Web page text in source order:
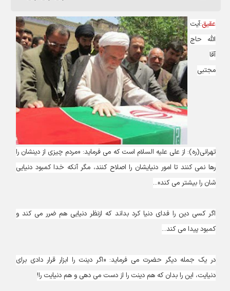
عقیق:آیت
الله حاج
آقا
مجتبی
تهرانی(ره): از علی علیه السلام است که می فرماید: «مردم چیزی از دینشان را
رها نمی کنند تا امور دنیایشان را اصلاح کنند، مگر آنکه خدا کمبود دنیایی
شان را بیشتر می کند»...
اگر کسی دین را فدای دنیا کرد بداند که ازنظر دنیایی هم ضرر می کند و
کمبود پیدا می کند...
در یک جمله دیگر حضرت می فرماید: «اگر دینت را ابزار قرار دادی برای
دنیایت، این را بدان که هم دینت را از دست می دهی و هم دنیایت را!